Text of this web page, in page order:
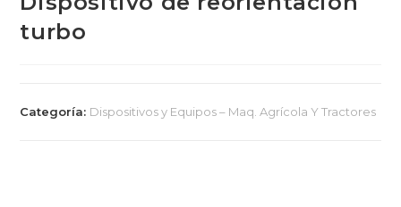
turbo
Categoría: Dispositivos y Equipos – Maq. Agrícola Y Tractores